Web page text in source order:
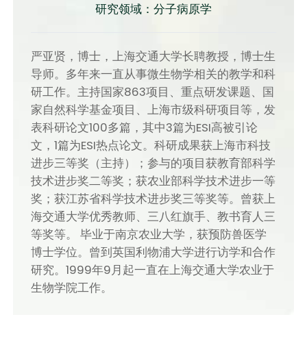
研究领域：分子病原学
严亚贤，博士，上海交通大学长聘教授，博士生
导师。多年来一直从事微生物学相关的教学和科
研工作。主持国家863项目、重点研发课题、国
家自然科学基金项目、上海市级科研项目等，发
表科研论文100多篇，其中3篇为ESI高被引论
文，1篇为ESI热点论文。科研成果获上海市科技
进步三等奖（主持）；参与的项目获教育部科学
技术进步奖二等奖；获农业部科学技术进步一等
奖；获江苏省科学技术进步奖三等奖等。曾获上
海交通大学优秀教师、三八红旗手、教书育人三
等奖等。 毕业于南京农业大学，获预防兽医学
博士学位。曾到英国利物浦大学进行访学和合作
研究。1999年9月起一直在上海交通大学农业于
生物学院工作。